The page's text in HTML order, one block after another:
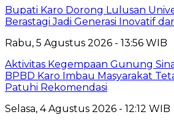
Bupati Karo Dorong Lulusan
Berastagi Jadi Generasi Inovatif
Rabu, 5 Agustus 2026 - 13:56 WIB
Aktivitas Kegempaan Gunung
BPBD Karo Imbau Masyarakat
Patuhi Rekomendasi
Selasa, 4 Agustus 2026 - 12:12 WIB